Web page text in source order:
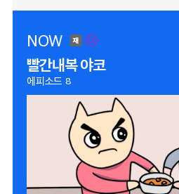
NOW
빨간내복 야코
에피소드 8